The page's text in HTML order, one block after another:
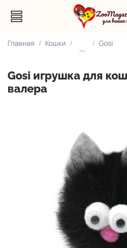
Главная Кошки
...
Gosi
Gosi игрушка для
валера